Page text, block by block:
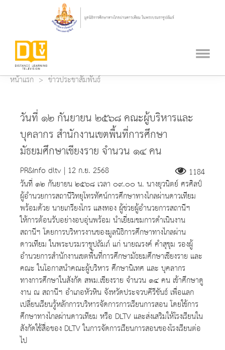
หน้าแรก ข่าวประชาสัมพันธ์
วันที่ ๑๒ กันยายน ๒๕๖๘ คณะผู้บริหารและ
บุคลากร สำนักงานเขตพื้นที่การศึกษา
มัธยมศึกษาเชียงราย จำนวน ๑๔ คน
PR&Info dltv | 12 ก.ย. 2568
1184
วันที่ ๑๒ กันยายน ๒๕๖๘ เวลา ๐๙.๐๐ น. นางยุวนิตย์ ศรศิลป์
ผู้อำนวยการสถานีวิทยุโทรทัศน์การศึกษาทางไกลผ่านดาวเทียม
พร้อมด้วย นายเกรียงไกร แสงทอง ผู้ช่วยผู้อำนวยการสถานีฯ
ให้การต้อนรับอย่างอบอุ่นพร้อม นำเยี่ยมชมการดำเนินงาน
สถานีฯ โดยการบริหารงานของมูลนิธิการศึกษาทางไกลผ่าน
ดาวเทียม ในพระบรมราชูปถัมภ์ แก่ นายณรงค์ คำสุขุม รองผู้
อำนวยการสำนักงานเขตพื้นที่การศึกษามัธยมศึกษาเชียงราย และ
คณะ ในโอกาสนำคณะผู้บริหาร ศึกษานิเทศ และ บุคลากร
ทางการศึกษาในสังกัด สพม.เชียงราย จำนวน ๑๔ คน เข้าศึกษาดู
งาน ณ สถานีฯ อำเภอหัวหิน จังหวัดประจวบคีรีขันธ์ เพื่อแลก
เปลี่ยนเรียนรู้หลักการบริหารจัดการการเรียนการสอน โดยใช้การ
ศึกษาทางไกลผ่านดาวเทียม หรือ DLTV และส่งเสริมให้โรงเรียนใน
สังกัดใช้สื่อของ DLTV ในการจัดการเรียนการสอนของโรงเรียนต่อ
ไป